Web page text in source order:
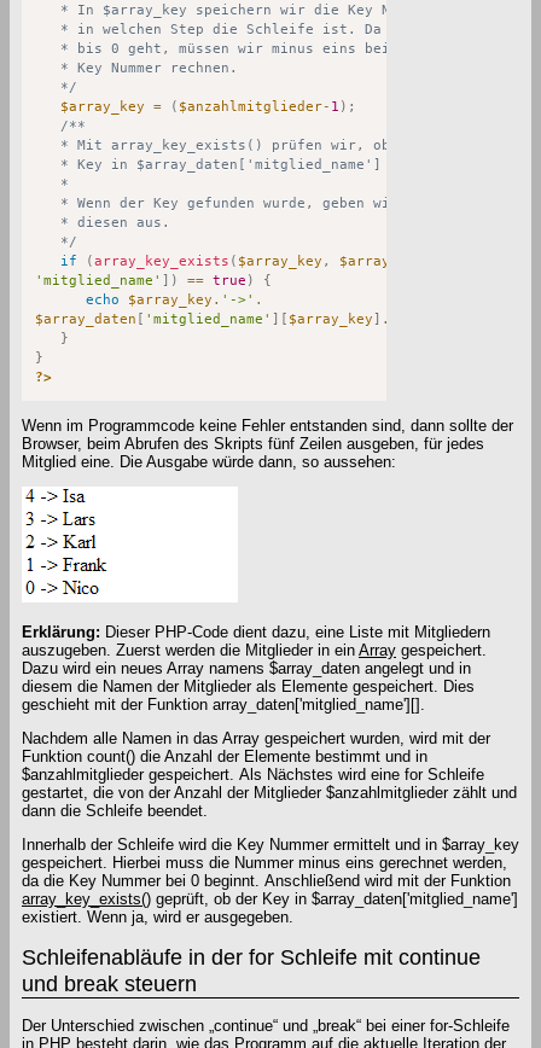
   * In $array_key speichern wir die Key Nummer
   * in welchen Step die Schleife ist. Da ein Array
   * bis 0 geht, müssen wir minus eins bei der
   * Key Nummer rechnen.
   */
$array_key
= ( $anzahlmitglieder- 1 ) ;
/**
   * Mit array_key_exists() prüfen wir, ob es den
   * Key in $array_daten['mitglied_name'] gibt.
   *
   * Wenn der Key gefunden wurde, geben wir
   * diesen aus.
   */
if
(array_key_exists ( $array_key , $array_daten
'mitglied_name' ] ) == true )
{
echo
$array_key . '->' .
$array_daten [ 'mitglied_name' ] [ $array_key ] .
}
}
?>
Wenn im Programmcode keine Fehler entstanden sind, dann sollte der
Browser, beim Abrufen des Skripts fünf Zeilen ausgeben, für jedes
Mitglied eine. Die Ausgabe würde dann, so aussehen:
Erklärung: Dieser PHP-Code dient dazu, eine Liste mit Mitgliedern
auszugeben. Zuerst werden die Mitglieder in ein Array gespeichert.
Dazu wird ein neues Array namens $array_daten angelegt und in
diesem die Namen der Mitglieder als Elemente gespeichert. Dies
geschieht mit der Funktion array_daten['mitglied_name'][].
Nachdem alle Namen in das Array gespeichert wurden, wird mit der
Funktion count() die Anzahl der Elemente bestimmt und in
$anzahlmitglieder gespeichert. Als Nächstes wird eine for Schleife
gestartet, die von der Anzahl der Mitglieder $anzahlmitglieder zählt und
dann die Schleife beendet.
Innerhalb der Schleife wird die Key Nummer ermittelt und in $array_key
gespeichert. Hierbei muss die Nummer minus eins gerechnet werden,
da die Key Nummer bei 0 beginnt. Anschließend wird mit der Funktion
array_key_exists() geprüft, ob der Key in $array_daten['mitglied_name']
existiert. Wenn ja, wird er ausgegeben.
Schleifenabläufe in der for Schleife mit continue
und break steuern
Der Unterschied zwischen „continue“ und „break“ bei einer for-Schleife
in PHP besteht darin, wie das Programm auf die aktuelle Iteration der